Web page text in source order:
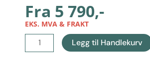
Fra 5 790,-
EKS. MVA & FRAKT
Nexus
30
Legg til Handlekurv